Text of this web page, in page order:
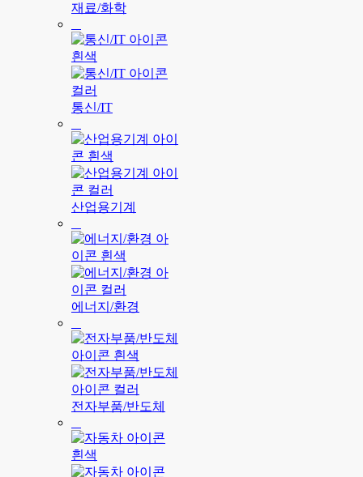
재료/화학
통신/IT
산업용기계
에너지/환경
전자부품/반도체